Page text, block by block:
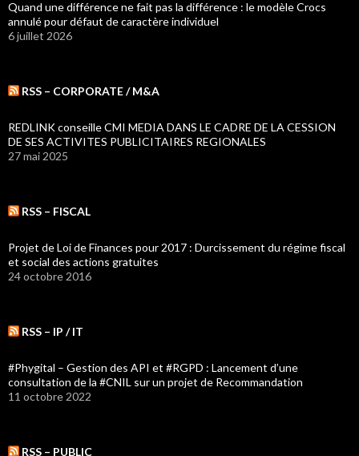
Quand une différence ne fait pas la différence : le modèle Crocs
annulé pour défaut de caractère individuel
6 juillet 2026
RSS – CORPORATE / M&A
REDLINK conseille CMI MEDIA DANS LE CADRE DE LA CESSION
DE SES ACTIVITES PUBLICITAIRES REGIONALES
27 mai 2025
RSS – FISCAL
Projet de Loi de Finances pour 2017 : Durcissement du régime fiscal
et social des actions gratuites
24 octobre 2016
RSS – IP / IT
#Phygital – Gestion des API et #RGPD : Lancement d’une
consultation de la #CNIL sur un projet de Recommandation
11 octobre 2022
RSS – PUBLIC